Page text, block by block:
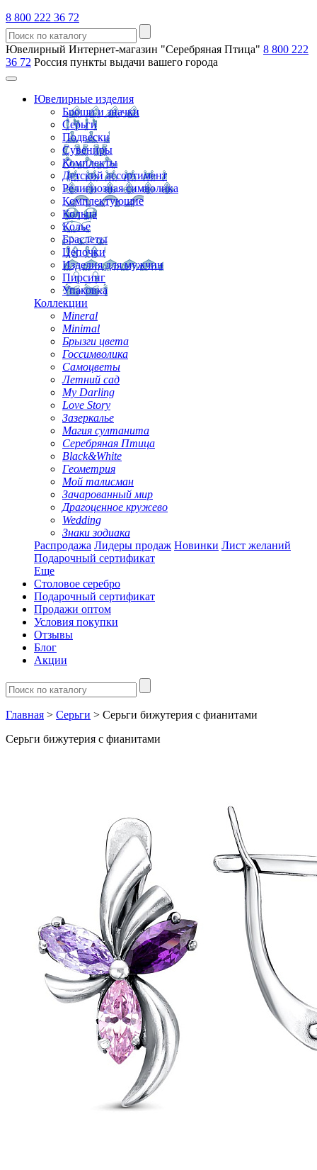
8 800 222 36 72
Ювелирный Интернет-магазин "Серебряная Птица" 8 800 222
36 72 Россия пункты выдачи вашего города
Ювелирные изделия
Броши и значки
Серьги
Подвески
Сувениры
Комплекты
Детский ассортимент
Религиозная символика
Комплектующие
Кольца
Колье
Браслеты
Цепочки
Изделия для мужчин
Пирсинг
Упаковка
Коллекции
Mineral
Minimal
Брызги цвета
Госсимволика
Самоцветы
Летний сад
My Darling
Love Story
Зазеркалье
Магия султанита
Серебряная Птица
Black&White
Геометрия
Мой талисман
Зачарованный мир
Драгоценное кружево
Wedding
Знаки зодиака
Распродажа Лидеры продаж Новинки Лист желаний
Подарочный сертификат
Еще
Столовое серебро
Подарочный сертификат
Продажи оптом
Условия покупки
Отзывы
Блог
Акции
Главная > Серьги > Серьги бижутерия с фианитами
Серьги бижутерия с фианитами